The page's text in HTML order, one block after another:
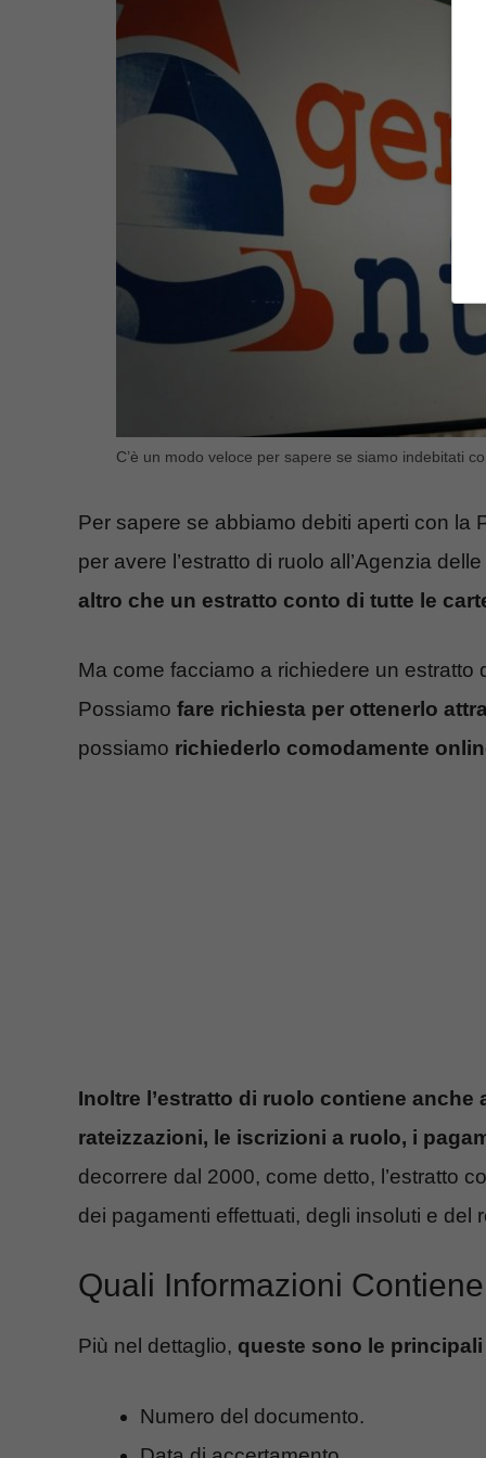
C’è un modo veloce per sapere se siamo indebitati
Per sapere se abbiamo debiti aperti con la
per avere l’estratto di ruolo all’Agenzia
altro che un estratto conto di tutte le
Ma come facciamo a richiedere un estratto
Possiamo fare richiesta per ottenerlo
possiamo richiederlo comodamente
Inoltre l’estratto di ruolo contiene
rateizzazioni, le iscrizioni a ruolo, i
decorrere dal 2000, come detto, l’estratto
dei pagamenti effettuati, degli insoluti e
Quali Informazioni
Più nel dettaglio, queste sono le
Numero del documento.